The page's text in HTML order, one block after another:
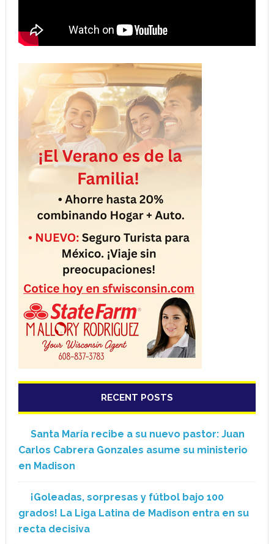
RECENT POSTS
Santa María recibe a su nuevo pastor: Juan
Carlos Cabrera Gonzales asume su ministerio
en Madison
¡Goleadas, sorpresas y fútbol bajo 100
grados! La Liga Latina de Madison entra en su
recta decisiva